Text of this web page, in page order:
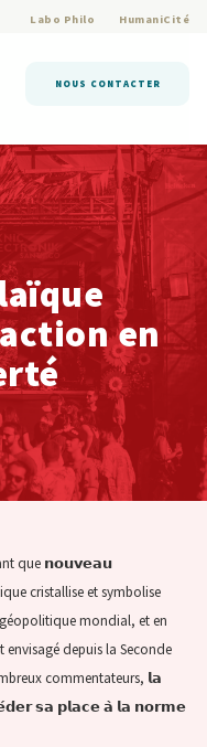
Labo Philo HumaniCité
NOUS CONTACTER
en
que 𝗻𝗼𝘂𝘃𝗲𝗮𝘂
cristallise et symbolise
mondial, et en
depuis la Seconde
commentateurs, 𝗹𝗮
𝘀𝗮 𝗽𝗹𝗮𝗰𝗲 𝗮̀ 𝗹𝗮 𝗻𝗼𝗿𝗺𝗲